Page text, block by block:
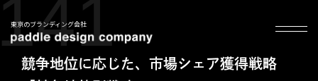
東京のブランディング会社
競争地位に応じた、市場シェア獲得戦略